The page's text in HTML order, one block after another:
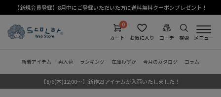
【新規会員登録】8月中にご登録いただいた方に送料無料クーポンプレゼント！
検索
コーデ
お気に入り
0
カート
メニュー
新着アイテム 再入荷 ランキング 在庫わずか 今月のカタログ コラム
【8/6(木)12:00～】新作23アイテムが入荷いたしました！